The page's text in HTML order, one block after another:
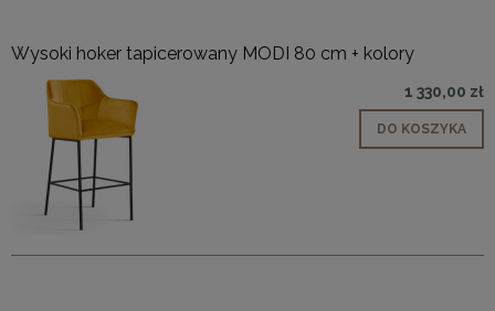
Wysoki hoker tapicerowany MODI 80 cm + kolory
1 330,00 zł
DO KOSZYKA